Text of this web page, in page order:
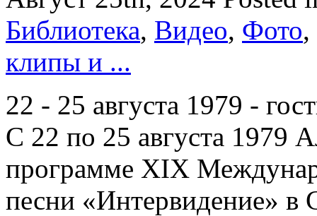
Библиотека, Видео, Фото,
клипы и ...
22 - 25 августа 1979 -
С 22 по 25 августа 1979
программе XIX
песни «Интервидение» в